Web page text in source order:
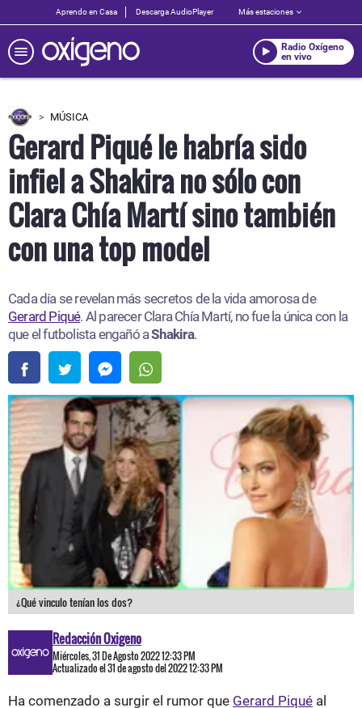
Aprendo en Casa Descarga AudioPlayer Más estaciones
Radio Oxígeno
en vivo
MÚSICA
Gerard Piqué le habría sido
infiel a Shakira no sólo con
Clara Chía Martí sino también
con una top model
Cada día se revelan más secretos de la vida amorosa de
Gerard Piqué. Al parecer Clara Chía Martí, no fue la única con la
que el futbolista engañó aShakira.
¿Qué vinculo tenían los dos?
Redacción Oxigeno
Miércoles, 31 De Agosto 2022 12:33 PM
Actualizado el 31 de agosto del 2022 12:33 PM
Ha comenzado a surgir el rumor que Gerard Piqué al